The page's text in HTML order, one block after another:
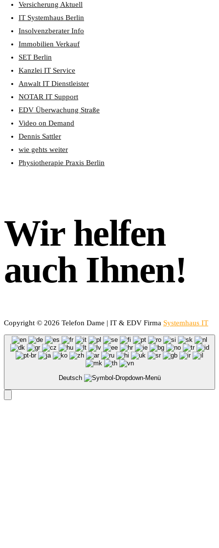
Versicherung Aktuell
IT Systemhaus Berlin
Insolvenzberater Info
Immobilien Verkauf
SET Berlin
Kanzlei IT Service
Anwalt IT Dienstleister
NOTAR IT Support
EDV Überwachung Straße
Video on Demand
Dennis Sattler
wie gehts weiter
Physiotherapie Praxis Berlin
Wir helfen
auch Ihnen!
Copyright © 2026 Telefon Dame | IT & EDV Firma Systemhaus IT
Deutsch